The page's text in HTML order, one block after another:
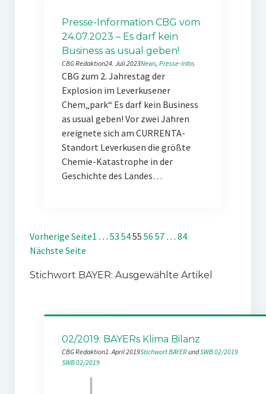
Presse-Information CBG vom
24.07.2023 – Es darf kein
Business as usual geben!
CBG Redaktion24. Juli 2023News, Presse-Infos
CBG zum 2. Jahrestag der
Explosion im Leverkusener
Chem„park“ Es darf kein Business
as usual geben! Vor zwei Jahren
ereignete sich am CURRENTA-
Standort Leverkusen die größte
Chemie-Katastrophe in der
Geschichte des Landes…
Vorherige Seite1 … 53 5455 56 57 … 84
Nächste Seite
Stichwort BAYER: Ausgewählte Artikel
02/2019: BAYERs Klima Bilanz
CBG Redaktion1. April 2019Stichwort BAYER und SWB 02/2019
SWB 02/2019